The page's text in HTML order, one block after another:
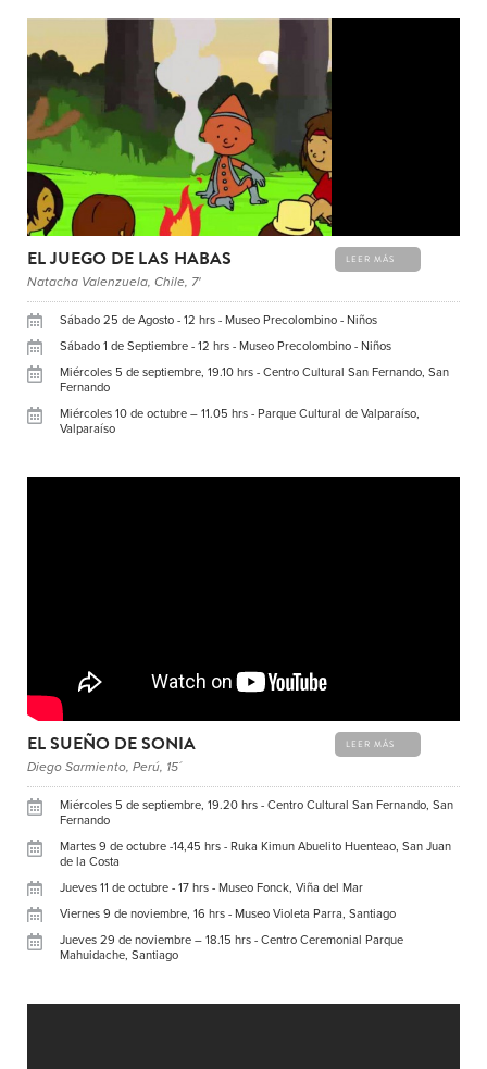
EL JUEGO DE LAS HABAS LEER MÁS
Natacha Valenzuela, Chile, 7'
Sábado 25 de Agosto - 12 hrs - Museo Precolombino - Niños
Sábado 1 de Septiembre - 12 hrs - Museo Precolombino - Niños
Miércoles 5 de septiembre, 19.10 hrs - Centro Cultural San Fernando, San
Fernando
Miércoles 10 de octubre – 11.05 hrs - Parque Cultural de Valparaíso,
Valparaíso
EL SUEÑO DE SONIA LEER MÁS
Diego Sarmiento, Perú, 15´
Miércoles 5 de septiembre, 19.20 hrs - Centro Cultural San Fernando, San
Fernando
Martes 9 de octubre -14,45 hrs - Ruka Kimun Abuelito Huenteao, San Juan
de la Costa
Jueves 11 de octubre - 17 hrs - Museo Fonck, Viña del Mar
Viernes 9 de noviembre, 16 hrs - Museo Violeta Parra, Santiago
Jueves 29 de noviembre – 18.15 hrs - Centro Ceremonial Parque
Mahuidache, Santiago